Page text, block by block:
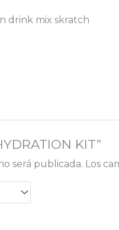
drink mix skratch
KIT”
será publicada. Los